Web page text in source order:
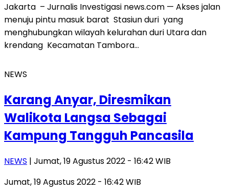
Jakarta – Jurnalis Investigasi news.com — Akses jalan
menuju pintu masuk barat Stasiun duri yang
menghubungkan wilayah kelurahan duri Utara dan
krendang Kecamatan Tambora…
NEWS
Karang Anyar, Diresmikan
Walikota Langsa Sebagai
Kampung Tangguh Pancasila
NEWS | Jumat, 19 Agustus 2022 - 16:42 WIB
Jumat, 19 Agustus 2022 - 16:42 WIB